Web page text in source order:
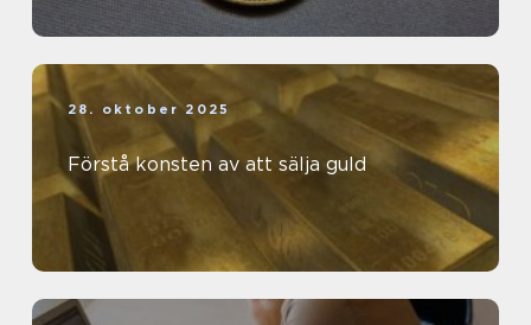
28. oktober 2025
Förstå konsten av att sälja guld